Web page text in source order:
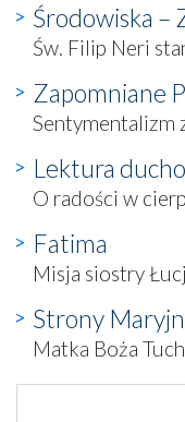
Środowiska –
Św. Filip Neri
Zapomniane
Sentymentalizm
Lektura
O radości w
Fatima
Misja siostry
Strony
Matka Boża